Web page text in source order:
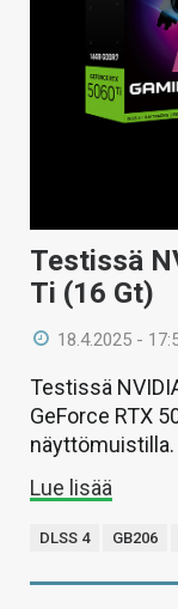
VAIHDA TEEMA
Testissä
Ti (16 Gt)
18.4.2025 -
Testissä
GeForce RTX
näyttömuistilla.
Lue lisää
DLSS 4 GB206